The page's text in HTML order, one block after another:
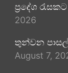
ප්‍රදේශ
2026
තුන්වන පාසල්
August 7,